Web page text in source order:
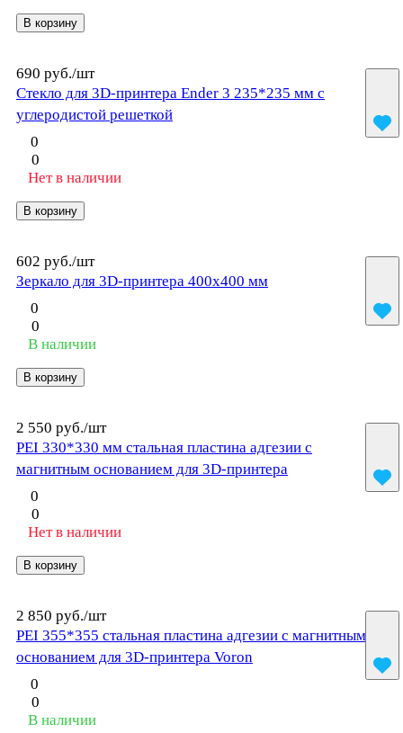
В корзину
690 руб./шт
Стекло для 3D-принтера Ender 3 235*235 мм с
углеродистой решеткой
0
0
Нет в наличии
В корзину
602 руб./шт
Зеркало для 3D-принтера 400x400 мм
0
0
В наличии
В корзину
2 550 руб./шт
PEI 330*330 мм стальная пластина адгезии с
магнитным основанием для 3D-принтера
0
0
Нет в наличии
В корзину
2 850 руб./шт
PEI 355*355 стальная пластина адгезии с магнитным
основанием для 3D-принтера Voron
0
0
В наличии